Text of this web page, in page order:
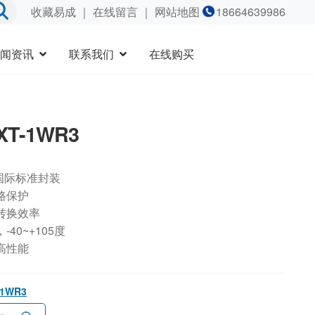
收藏易成｜ 在线留言｜ 网站地图 18664639986
资讯 联系我们 在线购买
1WR3
标准封装
保护
换效率
-40~+105度
性能